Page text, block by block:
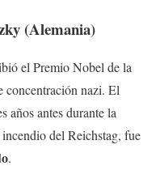
(Alemania)
el Premio Nobel de la
concentración nazi. El
años antes durante la
del Reichstag, fue
.